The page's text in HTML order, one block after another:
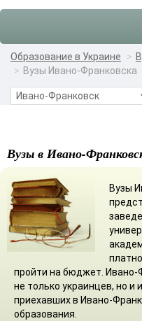
Образование в Украине
Вузы Ивано-Франковска
Вузы в Ивано-
Вузы
пройти на бюджет. Ивано-
не только украинцев, но и
приехавших в Ивано-
образования.